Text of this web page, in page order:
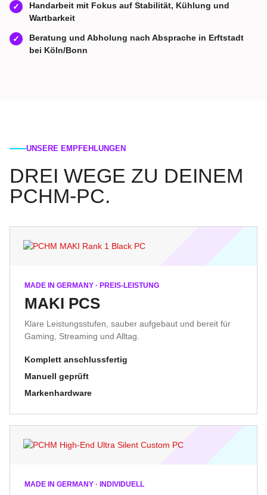
✓
Handarbeit mit Fokus auf Stabilität, Kühlung und
Wartbarkeit
✓
Beratung und Abholung nach Absprache in Erftstadt
bei Köln/Bonn
UNSERE EMPFEHLUNGEN
DREI WEGE ZU DEINEM
PCHM-PC.
MADE IN GERMANY · PREIS-LEISTUNG
MAKI PCS
Klare Leistungsstufen, sauber aufgebaut und bereit für
Gaming, Streaming und Alltag.
Komplett anschlussfertig
Manuell geprüft
Markenhardware
MADE IN GERMANY · INDIVIDUELL